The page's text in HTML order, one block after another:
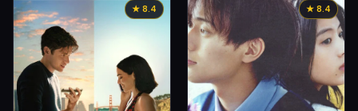
★ 8.4 ★ 8.4